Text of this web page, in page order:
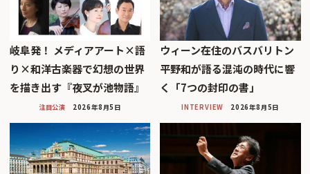
岐阜発！ メディアアート×語
り×和洋古楽器で幻想の世界
を描き出す『夜叉が池物語』
注目公演 2026年8月5日
ウィーン在住のバスバリトン
平野和が語る混沌の時代に響
く「7つの封印の書」
INTERVIEW 2026年8月5日